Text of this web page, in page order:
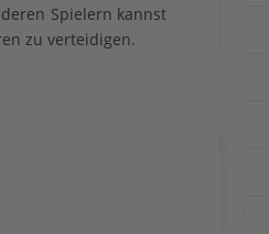
Spielern kannst
zu verteidigen.